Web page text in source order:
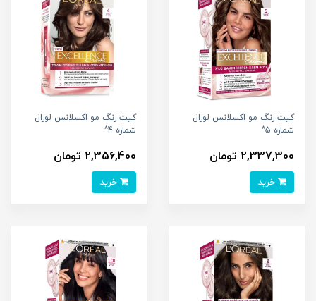
کیت رنگ مو اکسلانس لورال
شماره 5^
2,337,300 تومان
کیت رنگ مو اکسلانس لورال
شماره 4^
2,356,400 تومان